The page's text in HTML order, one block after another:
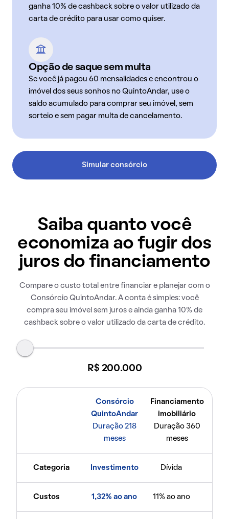
ganha 10% de cashback sobre o valor utilizado da
carta de crédito para usar como quiser.
Opção de saque sem multa
Se você já pagou 60 mensalidades e encontrou o
imóvel dos seus sonhos no QuintoAndar, use o
saldo acumulado para comprar seu imóvel, sem
sorteio e sem pagar multa de cancelamento.
Simular consórcio
Saiba quanto você
economiza ao fugir dos
juros do financiamento
Compare o custo total entre financiar e planejar com o
Consórcio QuintoAndar. A conta é simples: você
compra seu imóvel sem juros e ainda ganha 10% de
cashback sobre o valor utilizado da carta de crédito.
R$ 200.000
Consórcio
QuintoAndar
Duração 218
meses
Financiamento
imobiliário
Duração 360
meses
Categoria Investimento Dívida
Custos 1,32% ao ano 11% ao ano